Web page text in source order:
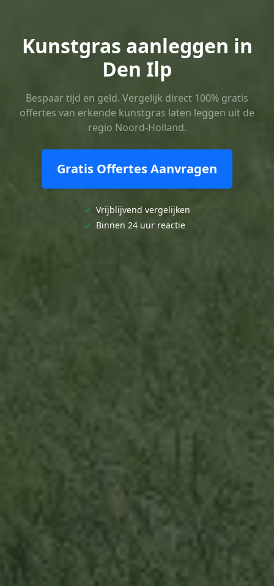
Kunstgras aanleggen in
Den Ilp
Bespaar tijd en geld. Vergelijk direct 100% gratis
offertes van erkende kunstgras laten leggen uit de
regio Noord-Holland.
Gratis Offertes Aanvragen
✓ Vrijblijvend vergelijken
✓ Binnen 24 uur reactie